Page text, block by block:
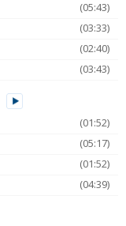
(05:43)
(03:33)
(02:40)
(03:43)
(01:52)
(05:17)
(01:52)
(04:39)